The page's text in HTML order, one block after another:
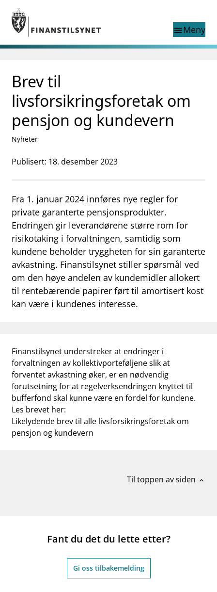
Gå til hovedinnhold
Gå til søkesiden
menuMeny
nettstedet
English
English home page
Aktuelt
Finanstilsynets registre
mail_outlineKontakt oss
work_outlineJobb hos oss
dashboardInformasjon for investorer
notifications_none Abonner på nyhetsvarsel
Brev til
livsforsikringsforetak om
pensjon og kundevern
Nyheter
Publisert: 18. desember 2023
Fra 1. januar 2024 innføres nye regler for
private garanterte pensjonsprodukter.
Endringen gir leverandørene større rom for
risikotaking i forvaltningen, samtidig som
kundene beholder tryggheten for sin garanterte
avkastning. Finanstilsynet stiller spørsmål ved
om den høye andelen av kundemidler allokert
til rentebærende papirer ført til amortisert kost
kan være i kundenes interesse.
Finanstilsynet understreker at endringer i
forvaltningen av kollektivporteføljene slik at
forventet avkastning øker, er en nødvendig
forutsetning for at regelverksendringen knyttet til
bufferfond skal kunne være en fordel for kundene.
Les brevet her:
Likelydende brev til alle livsforsikringsforetak om
pensjon og kundevern
Til toppen av siden expand_less
Fant du det du lette etter?
Gi oss tilbakemelding